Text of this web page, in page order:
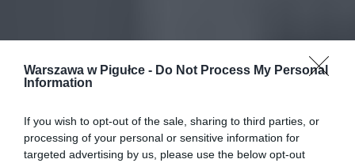
Warszawa w Pigułce - Do Not Process My Personal
Information
If you wish to opt-out of the sale, sharing to third parties, or
processing of your personal or sensitive information for
targeted advertising by us, please use the below opt-out